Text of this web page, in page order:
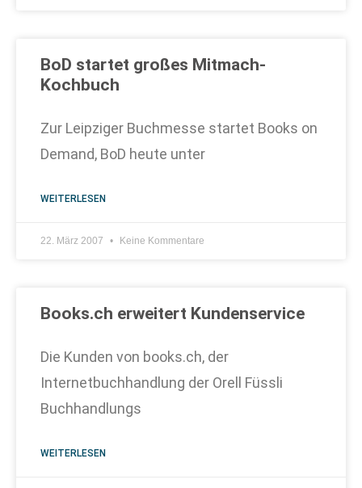
BoD startet großes Mitmach-
Kochbuch
Zur Leipziger Buchmesse startet Books on
Demand, BoD heute unter
WEITERLESEN
22. März 2007 Keine Kommentare
Books.ch erweitert Kundenservice
Die Kunden von books.ch, der
Internetbuchhandlung der Orell Füssli
Buchhandlungs
WEITERLESEN